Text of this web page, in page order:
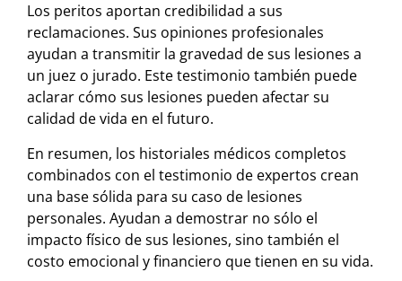
Los peritos aportan credibilidad a sus
reclamaciones. Sus opiniones profesionales
ayudan a transmitir la gravedad de sus lesiones a
un juez o jurado. Este testimonio también puede
aclarar cómo sus lesiones pueden afectar su
calidad de vida en el futuro.
En resumen, los historiales médicos completos
combinados con el testimonio de expertos crean
una base sólida para su caso de lesiones
personales. Ayudan a demostrar no sólo el
impacto físico de sus lesiones, sino también el
costo emocional y financiero que tienen en su vida.